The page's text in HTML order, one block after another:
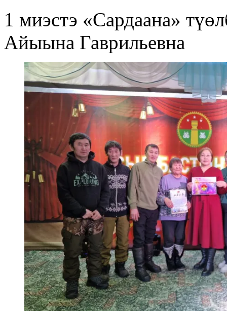
1 миэстэ «Сардаана»
Айыына Гаврильевна